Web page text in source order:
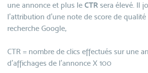
une annonce et plus le CTR sera élevé. Il
l'attribution d'une note de score de
recherche Google,
CTR = nombre de clics effectués sur une
d'affichages de l'annonce X 100